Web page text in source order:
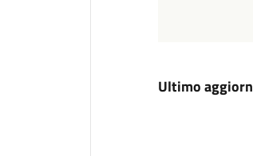
Ultimo